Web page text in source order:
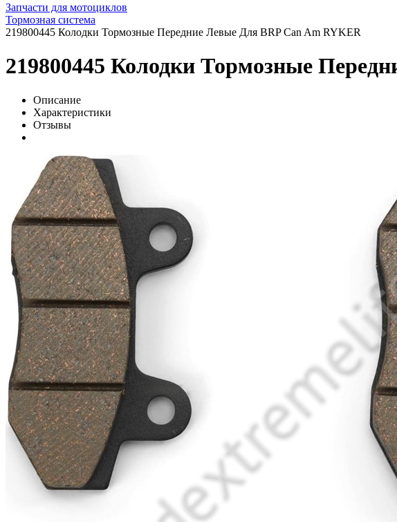
Запчасти для мотоциклов
Тормозная система
219800445 Колодки Тормозные Передние Левые Для BRP Can Am RYKER
219800445 Колодки Тормозные
Описание
Характеристики
Отзывы